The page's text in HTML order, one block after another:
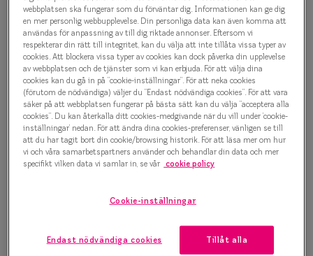
Olika
Solglasögontrender
2025
Säsongens trendrapport är här och vi presenterar
fyra stekheta solglasögontrender som kompletterar
din look i vår och sommar. Trenderna bjuder på allt
från klassiska comebacks till utsmyckade bågar,
pastelliga vårfärger och statementbågar i olika färger
och former. Ta chansen att uppdatera din
skandinavisk design.
Maximalism – uttryck din stil med trendiga
webbplatsen ska fungerar som du förväntar dig. Informationen kan ge dig
en mer personlig webbupplevelse. Din personliga data kan även komma att
användas för anpassning av till dig riktade annonser. Eftersom vi
respekterar din rätt till integritet, kan du välja att inte tillåta vissa typer av
cookies. Att blockera vissa typer av cookies kan dock påverka din upplevelse
av webbplatsen och de tjänster som vi kan erbjuda. För att välja dina
cookies kan du gå in på ”cookie-inställningar”. För att neka cookies
(förutom de nödvändiga) väljer du ”Endast nödvändiga cookies”. För att vara
säker på att webbplatsen fungerar på bästa sätt kan du välja ”acceptera alla
cookies”. Du kan återkalla ditt cookies-medgivande när du vill under ’cookie-
inställningar’ nedan. För att ändra dina cookies-preferenser, vänligen se till
att du har tagit bort din cookie/browsing historik. För att läsa mer om hur
vi och våra samarbetspartners använder och behandlar din data och mer
specifikt vilken data vi samlar in, se vår cookie policy
Cookie-inställningar
Endast nödvändiga cookies Tillåt alla